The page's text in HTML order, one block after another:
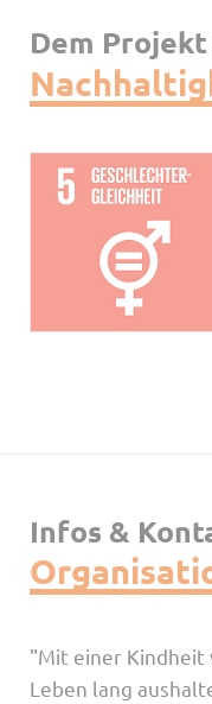
Dem
Infos &
"Mit einer Kindheit
Leben lang